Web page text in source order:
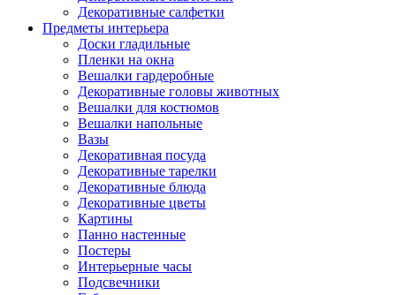
Декоративные салфетки
Предметы интерьера
Доски гладильные
Пленки на окна
Вешалки гардеробные
Декоративные головы животных
Вешалки для костюмов
Вешалки напольные
Вазы
Декоративная посуда
Декоративные тарелки
Декоративные блюда
Декоративные цветы
Картины
Панно настенные
Постеры
Интерьерные часы
Подсвечники